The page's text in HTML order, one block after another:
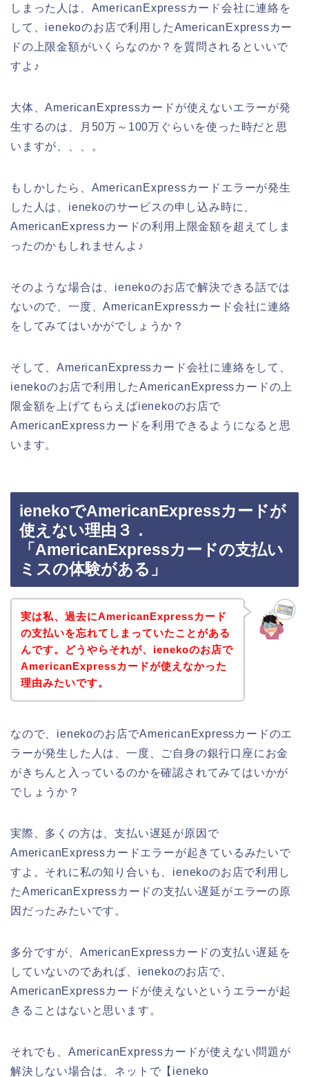
しまった人は、AmericanExpressカード会社に連絡を
して、ienekoのお店で利用したAmericanExpressカー
ドの上限金額がいくらなのか？を質問されるといいで
すよ♪
大体、AmericanExpressカードが使えないエラーが発
生するのは、月50万～100万ぐらいを使った時だと思
いますが、、、。
もしかしたら、AmericanExpressカードエラーが発生
した人は、ienekoのサービスの申し込み時に、
AmericanExpressカードの利用上限金額を超えてしま
ったのかもしれませんよ♪
そのような場合は、ienekoのお店で解決できる話では
ないので、一度、AmericanExpressカード会社に連絡
をしてみてはいかがでしょうか？
そして、AmericanExpressカード会社に連絡をして、
ienekoのお店で利用したAmericanExpressカードの上
限金額を上げてもらえばienekoのお店で
AmericanExpressカードを利用できるようになると思
います。
ienekoでAmericanExpressカードが
使えない理由３．
「AmericanExpressカードの支払い
ミスの体験がある」
実は私、過去にAmericanExpressカード
の支払いを忘れてしまっていたことがある
んです。どうやらそれが、ienekoのお店で
AmericanExpressカードが使えなかった
理由みたいです。
なので、ienekoのお店でAmericanExpressカードのエ
ラーが発生した人は、一度、ご自身の銀行口座にお金
がきちんと入っているのかを確認されてみてはいかが
でしょうか？
実際、多くの方は、支払い遅延が原因で
AmericanExpressカードエラーが起きているみたいで
すよ。それに私の知り合いも、ienekoのお店で利用し
たAmericanExpressカードの支払い遅延がエラーの原
因だったみたいです。
多分ですが、AmericanExpressカードの支払い遅延を
していないのであれば、ienekoのお店で、
AmericanExpressカードが使えないというエラーが起
きることはないと思います。
それでも、AmericanExpressカードが使えない問題が
解決しない場合は、ネットで【ieneko